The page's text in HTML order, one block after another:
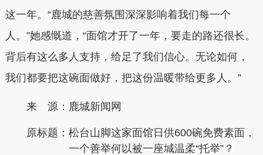
这一年。“鹿城的慈善氛围深深影响着我们每一个
人。”她感慨道，“面馆才开了一年，要走的路还很长。
背后有这么多人支持，给足了我们信心。无论如何，
我们都要把这碗面做好，把这份温暖带给更多人。”
来 源：鹿城新闻网
原标题： 松台山脚这家面馆日供600碗免费素面，
一个善举何以被一座城温柔“托举”？